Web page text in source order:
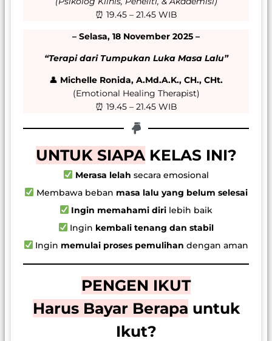
⏰ 19.45 – 21.45 WIB
– Selasa, 18 November 2025 –
“Terapi dari Tumpukan Luka Masa Lalu”
👤 Michelle Ronida, A.Md.A.K., CH., CHt.
(Emotional Healing Therapist)
⏰ 19.45 – 21.45 WIB
UNTUK SIAPAKELAS INI?
Merasa lelah secara emosional
Membawa beban masa lalu yang belum selesai
Ingin memahami diri lebih baik
Ingin kembali tenang dan stabil
Ingin memulai proses pemulihan dengan aman
PENGEN IKUT
Harus Bayar Berapa untuk
Ikut?